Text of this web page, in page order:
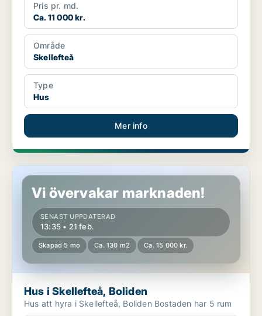
Pris pr. md.
Ca. 11 000 kr.
Område
Skellefteå
Type
Hus
Mer info
Hus i Skellefteå, Boliden
Vi övervakar marknaden!
SENAST UPPDATERAD
13:35 • 21 feb.
Skapad 5 mo Ca. 130 m2 Ca. 15 000 kr.
Hus i Skellefteå, Boliden
Hus att hyra i Skellefteå, Boliden Bostaden har 5 rum